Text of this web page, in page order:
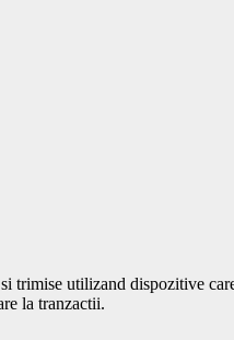
utilizand dispozitive
la tranzactii.